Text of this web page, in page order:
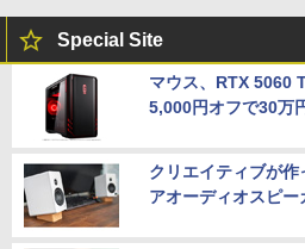
Special Site
マウス、RTX 5060
5,000円オフで30万
クリエイティブが作
アオーディオスピー